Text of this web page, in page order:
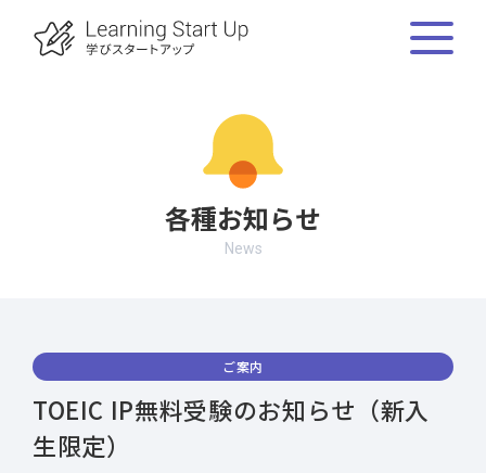
各種お知らせ
News
ご案内
TOEIC IP無料受験のお知らせ（新入
生限定）